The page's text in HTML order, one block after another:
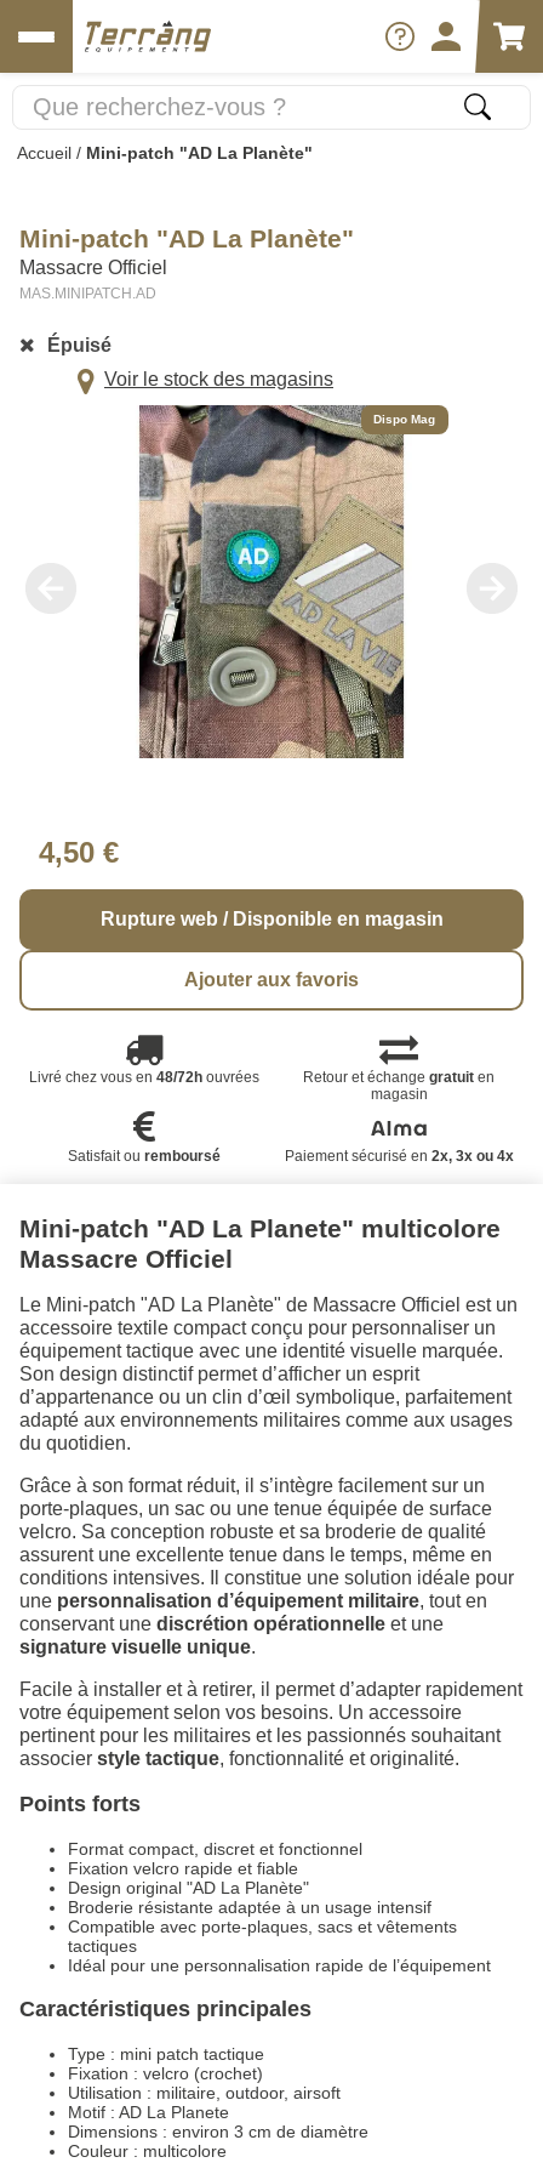
Accueil / Mini-patch "AD La Planète"
Mini-patch "AD La Planète"
Massacre Officiel
MAS.MINIPATCH.AD
Épuisé
Voir le stock des magasins
Dispo Mag
4,50 €
Rupture web / Disponible en magasin
Ajouter aux favoris
Livré chez vous en 48/72houvrées Retour et échangegratuit en
magasin
Satisfait ou remboursé Paiement sécurisé en 2x, 3x ou 4x
Mini-patch "AD La Planete" multicolore
Massacre Officiel
Le Mini-patch "AD La Planète" de Massacre Officiel est un
accessoire textile compact conçu pour personnaliser un
équipement tactique avec une identité visuelle marquée.
Son design distinctif permet d’afficher un esprit
d’appartenance ou un clin d’œil symbolique, parfaitement
adapté aux environnements militaires comme aux usages
du quotidien.
Grâce à son format réduit, il s’intègre facilement sur un
porte-plaques, un sac ou une tenue équipée de surface
velcro. Sa conception robuste et sa broderie de qualité
assurent une excellente tenue dans le temps, même en
conditions intensives. Il constitue une solution idéale pour
une personnalisation d’équipement militaire, tout en
conservant une discrétion opérationnelle et une
signature visuelle unique.
Facile à installer et à retirer, il permet d’adapter rapidement
votre équipement selon vos besoins. Un accessoire
pertinent pour les militaires et les passionnés souhaitant
associer style tactique, fonctionnalité et originalité.
Points forts
Format compact, discret et fonctionnel
Fixation velcro rapide et fiable
Design original "AD La Planète"
Broderie résistante adaptée à un usage intensif
Compatible avec porte-plaques, sacs et vêtements
tactiques
Idéal pour une personnalisation rapide de l’équipement
Caractéristiques principales
Type : mini patch tactique
Fixation : velcro (crochet)
Utilisation : militaire, outdoor, airsoft
Motif : AD La Planete
Dimensions : environ 3 cm de diamètre
Couleur : multicolore